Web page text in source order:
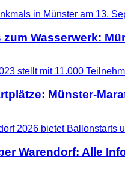
Wasserwerk:
Münster-
Warendorf: Alle